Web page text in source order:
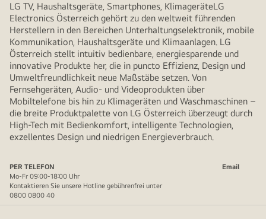
LG TV, Haushaltsgeräte, Smartphones, KlimageräteLG
Electronics Österreich gehört zu den weltweit führenden
Herstellern in den Bereichen Unterhaltungselektronik, mobile
Kommunikation, Haushaltsgeräte und Klimaanlagen. LG
Österreich stellt intuitiv bedienbare, energiesparende und
innovative Produkte her, die in puncto Effizienz, Design und
Umweltfreundlichkeit neue Maßstäbe setzen. Von
Fernsehgeräten, Audio- und Videoprodukten über
Mobiltelefone bis hin zu Klimageräten und Waschmaschinen –
die breite Produktpalette von LG Österreich überzeugt durch
High-Tech mit Bedienkomfort, intelligente Technologien,
exzellentes Design und niedrigen Energieverbrauch.
PER TELEFON
Email
Mo-Fr 09:00-18:00 Uhr
Kontaktieren Sie unsere Hotline gebührenfrei unter
0800 0800 40